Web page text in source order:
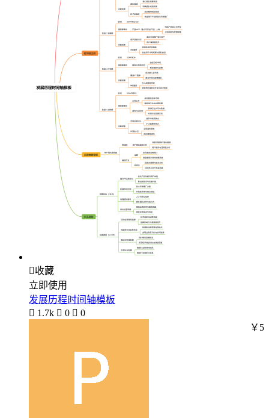
收藏
立即使用
发展历程时间轴模板
 1.7k  0  0
￥5